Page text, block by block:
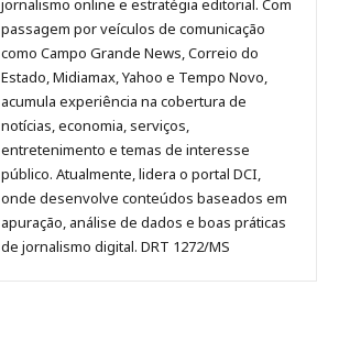
jornalismo online e estratégia editorial. Com
passagem por veículos de comunicação
como Campo Grande News, Correio do
Estado, Midiamax, Yahoo e Tempo Novo,
acumula experiência na cobertura de
notícias, economia, serviços,
entretenimento e temas de interesse
público. Atualmente, lidera o portal DCI,
onde desenvolve conteúdos baseados em
apuração, análise de dados e boas práticas
de jornalismo digital. DRT 1272/MS